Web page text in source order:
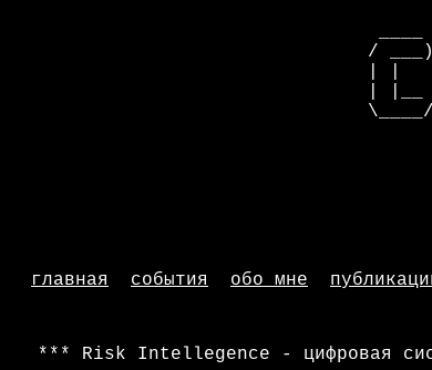
/
| |
|
главная события обо мне
Risk Intellegence - цифровая